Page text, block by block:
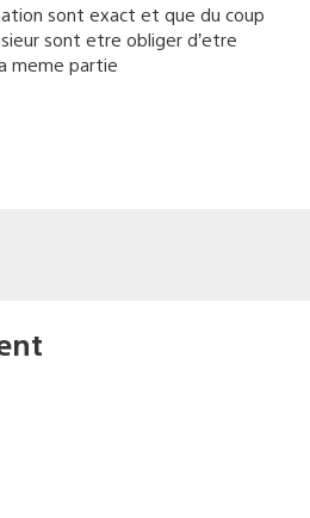
sont exact et que du coup
sont etre obliger d’etre
meme partie